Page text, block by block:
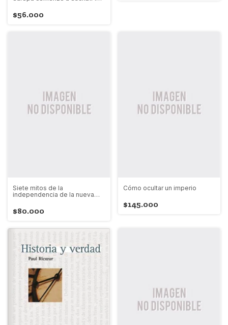
$56.000
Siete mitos de la
independencia de la nueva
$80.000
Cómo ocultar un imperio
$145.000